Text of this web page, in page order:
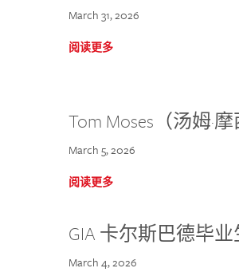
March 31, 2026
阅读更多
Tom Moses（汤姆·
March 5, 2026
阅读更多
GIA 卡尔斯巴德毕
March 4, 2026